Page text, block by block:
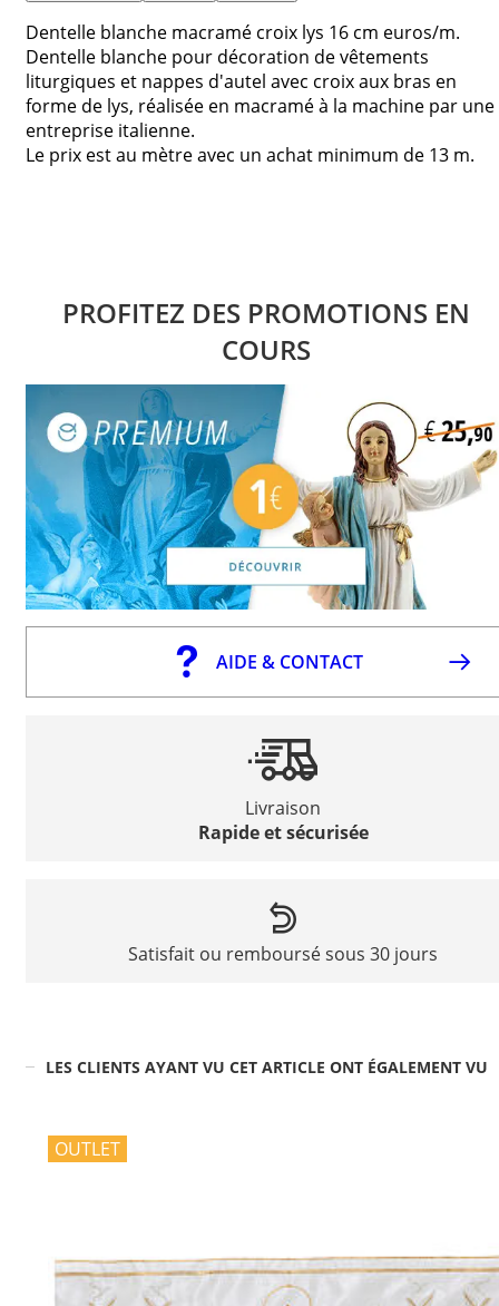
Dentelle blanche macramé croix lys 16 cm euros/m.
Dentelle blanche pour décoration de vêtements
liturgiques et nappes d'autel avec croix aux bras en
forme de lys, réalisée en macramé à la machine par une
entreprise italienne.
Le prix est au mètre avec un achat minimum de 13 m.
PROFITEZ DES PROMOTIONS EN
COURS
AIDE & CONTACT
Livraison
Rapide et sécurisée
Satisfait ou remboursé sous 30 jours
LES CLIENTS AYANT VU CET ARTICLE ONT ÉGALEMENT VU
OUTLET